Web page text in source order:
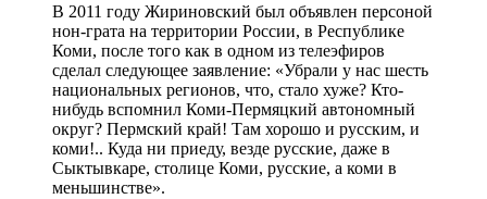
В 2011 году Жириновский был объявлен персоной
нон-грата на территории России, в Республике
Коми, после того как в одном из телеэфиров
сделал следующее заявление: «Убрали у нас шесть
национальных регионов, что, стало хуже? Кто-
нибудь вспомнил Коми-Пермяцкий автономный
округ? Пермский край! Там хорошо и русским, и
коми!.. Куда ни приеду, везде русские, даже в
Сыктывкаре, столице Коми, русские, а коми в
меньшинстве».